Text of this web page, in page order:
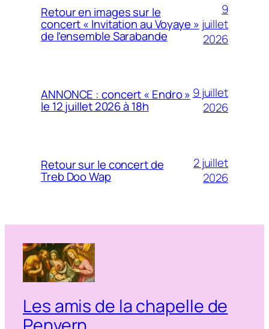
Retour en images sur le
concert « Invitation au Voyaye »
de l’ensemble Sarabande
9
juillet
2026
ANNONCE : concert « Endro »
le 12 juillet 2026 à 18h
9 juillet
2026
Retour sur le concert de
Treb Doo Wap
2 juillet
2026
Les amis de la chapelle de